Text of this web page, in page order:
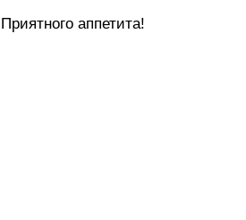
Приятного аппетита!